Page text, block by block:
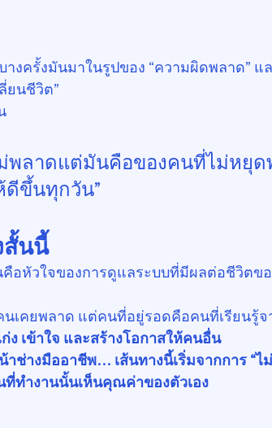
างครั้งมันมาในรูปของ “ความผิดพลาด”
ยนชีวิต”
ม่พลาดแต่มันคือของคนที่ไม่หยุ
ขึ้นทุกวัน”
สั้นนี้
คือหัวใจของการดูแลระบบที่มีผลต่อชีวิตข
นเคยพลาด แต่คนที่อยู่รอดคือคนที่เรียนรู้
ง เข้าใจ และสร้างโอกาสให้คนอื่น
ช่างมืออาชีพ… เส้นทางนี้เริ่มจากการ “ไ
ที่ทำงานนั้นเห็นคุณค่าของตัวเอง